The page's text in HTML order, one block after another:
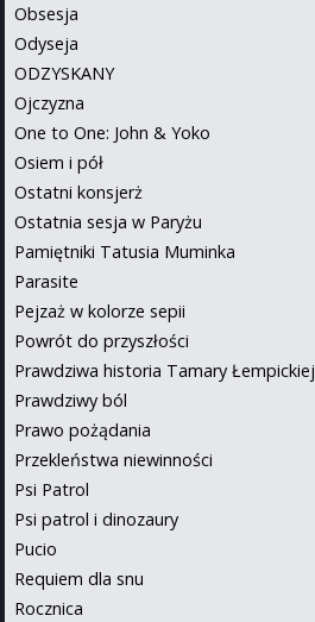
Obsesja
Odyseja
ODZYSKANY
Ojczyzna
One to One: John & Yoko
Osiem i pół
Ostatni konsjerż
Ostatnia sesja w Paryżu
Pamiętniki Tatusia Muminka
Parasite
Pejzaż w kolorze sepii
Powrót do przyszłości
Prawdziwa historia Tamary Łempickiej
Prawdziwy ból
Prawo pożądania
Przekleństwa niewinności
Psi Patrol
Psi patrol i dinozaury
Pucio
Requiem dla snu
Rocznica